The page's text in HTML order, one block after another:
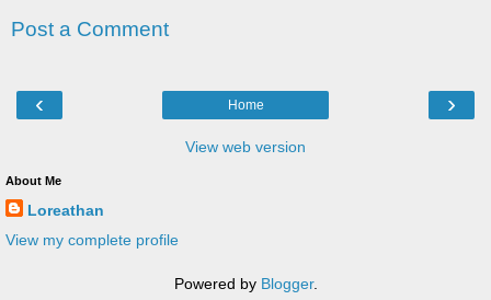
Post a Comment
‹ ›
Home
View web version
About Me
Loreathan
View my complete profile
Powered by Blogger.